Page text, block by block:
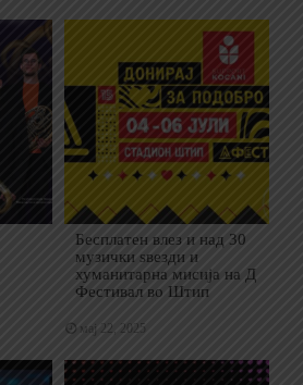
Бесплатен влез и над 30
музички ѕвезди и
хуманитарна мисија на Д
Фестивал во Штип
мај 22, 2025